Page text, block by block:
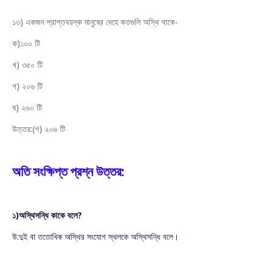
১৩) একজন প্রাপ্তবয়স্ক মানুষের দেহে কতগুলি অস্থি থাকে-
ক)১০০ টি
খ) ৩৫০ টি
গ) ২০৬ টি
ঘ) ২৬০ টি
উত্তর:(গ) ২০৬ টি
অতি সংক্ষিপ্ত প্রশ্ন উত্তর:
১)অস্থিসন্ধি কাকে বলে?
উ:দুই বা ততোধিক অস্থির সংযোগ স্থলকে অস্থিসন্ধি বলে।